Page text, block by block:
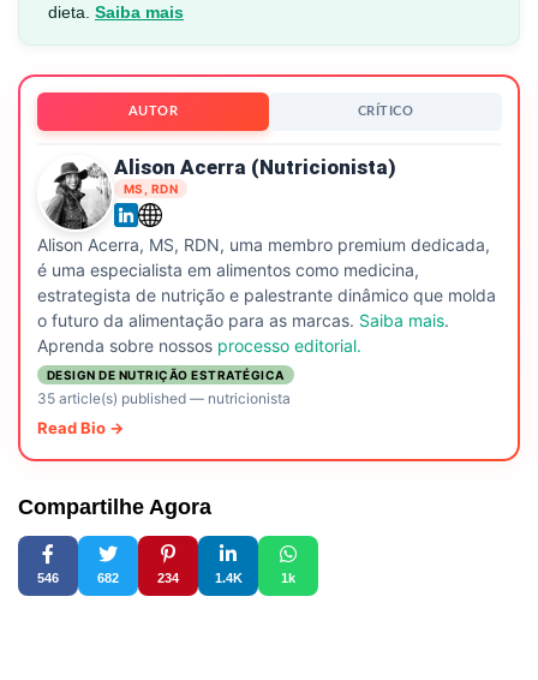
dieta. Saiba mais
AUTOR CRÍTICO
Alison Acerra (nutricionista)
MS, RDN
Alison Acerra, MS, RDN, uma membro premium dedicada,
é uma especialista em alimentos como medicina,
estrategista de nutrição e palestrante dinâmico que molda
o futuro da alimentação para as marcas. Saiba mais.
Aprenda sobre nossos processo editorial.
DESIGN DE NUTRIÇÃO ESTRATÉGICA
35 article(s) published— nutricionista
Read Bio →
Compartilhe Agora
546 682 234 1.4K 1k